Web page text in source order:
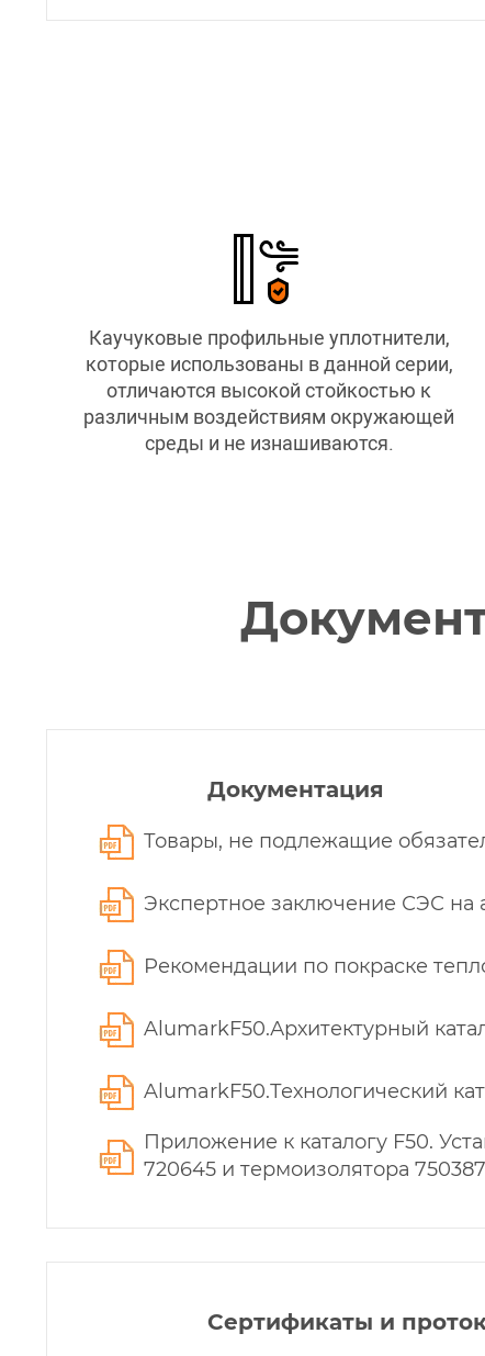
Каучуковые профильные уплотнители,
которые использованы в данной серии,
отличаются высокой стойкостью к
различным воздействиям окружающей
среды и не изнашиваются.
Документация
Товары, не подлежащие
Экспертное заключение СЭС
Рекомендации по покраске
AlumarkF50.Архитектурный
AlumarkF50.Технологический
Приложение к каталогу F50.
720645 и термоизолятора 750387
Сертификаты и